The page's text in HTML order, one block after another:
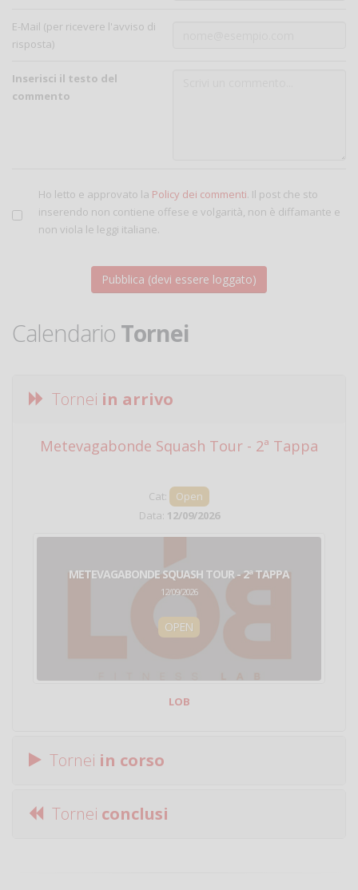
E-Mail (per ricevere l'avviso di
risposta)
Inserisci il testo del
commento
Ho letto e approvato la Policy dei commenti. Il post che sto
inserendo non contiene offese e volgarità, non è diffamante e
non viola le leggi italiane.
Calendario Tornei
Tornei in arrivo
Metevagabonde Squash Tour - 2ª Tappa
Cat:
Open
Data: 12/09/2026
METEVAGABONDE SQUASH TOUR - 2ª TAPPA
12/09/2026
OPEN
LOB
Tornei in corso
Tornei conclusi